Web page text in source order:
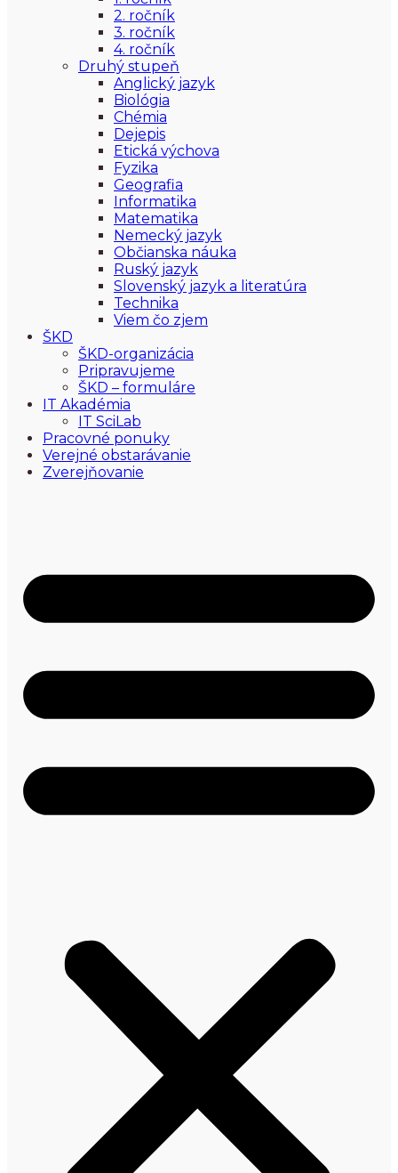
2. ročník
3. ročník
4. ročník
Druhý stupeň
Anglický jazyk
Biológia
Chémia
Dejepis
Etická výchova
Fyzika
Geografia
Informatika
Matematika
Nemecký jazyk
Občianska náuka
Ruský jazyk
Slovenský jazyk a literatúra
Technika
Viem čo zjem
ŠKD
ŠKD-organizácia
Pripravujeme
ŠKD – formuláre
IT Akadémia
IT SciLab
Pracovné ponuky
Verejné obstarávanie
Zverejňovanie